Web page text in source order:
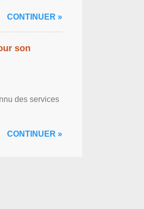
CONTINUER »
son
des services
CONTINUER »